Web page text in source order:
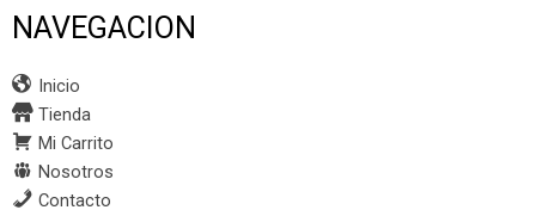
NAVEGACION
Inicio
Tienda
Mi Carrito
Nosotros
Contacto